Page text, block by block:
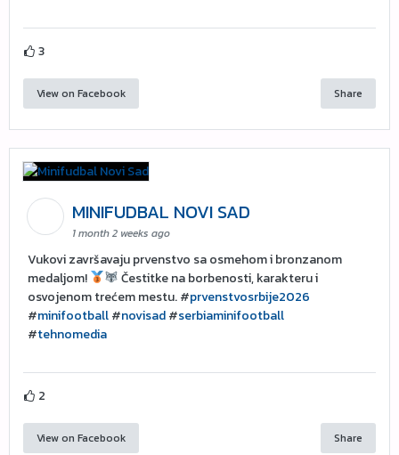
3
View on Facebook Share
MINIFUDBAL NOVI SAD
1 month 2 weeks ago
Vukovi završavaju prvenstvo sa osmehom i bronzanom
medaljom!
Čestitke na borbenosti, karakteru i
osvojenom trećem mestu. #prvenstvosrbije2026
#minifootball#novisad#serbiaminifootball
#tehnomedia
2
View on Facebook Share